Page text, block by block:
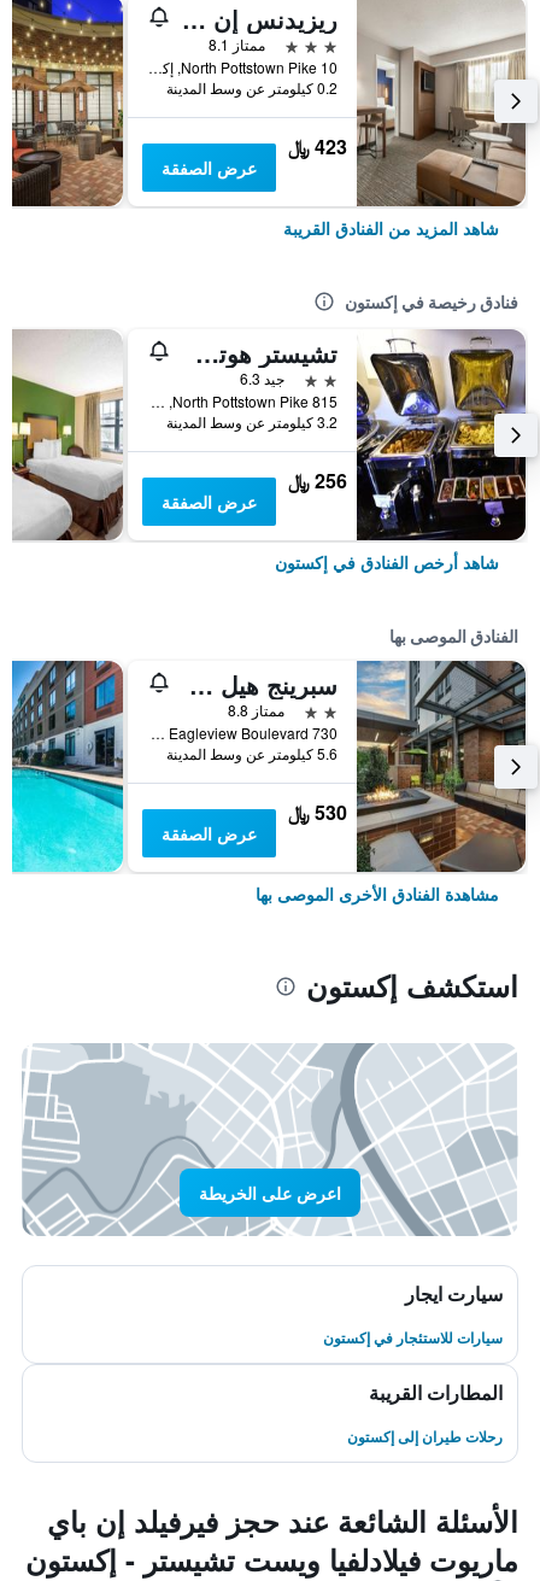
ريزيدنس إن باي ماريوت فيلادلفيا ويست تشيستر - إكستون
3 نجوم
ممتاز 8.1
10 North Pottstown Pike, إكستون, PA, الولايات المتحدة الأميريكية
0.2 كيلومتر عن وسط المدينة
423 ﷼
عرض الصفقة
شاهد المزيد من الفنادق القريبة
فنادق رخيصة في إكستون
تشيستر هوتل آند كونفرنس سنتر
2 نجمتين
جيد 6.3
815 North Pottstown Pike, إكستون, PA, الولايات المتحدة الأميريكية
3.2 كيلومتر عن وسط المدينة
256 ﷼
عرض الصفقة
شاهد أرخص الفنادق في إكستون
الفنادق الموصى بها
سبرينج هيل سويتس باي ماريوت فيلادلفيا ويست تشيستر - إكستون
2 نجمتين
ممتاز 8.8
730 East Eagleview Boulevard, إكستون, PA, الولايات المتحدة الأميريكية
5.6 كيلومتر عن وسط المدينة
530 ﷼
عرض الصفقة
مشاهدة الفنادق الأخرى الموصى بها
استكشف إكستون
اعرض على الخريطة
سيارت ايجار
سيارات للاستئجار في إكستون
المطارات القريبة
رحلات طيران إلى إكستون
الأسئلة الشائعة عند حجز فيرفيلد إن باي
ماريوت فيلادلفيا ويست تشيستر - إكستون